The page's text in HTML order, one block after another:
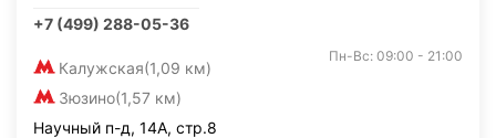
+7 (499) 288-05-36
Калужская(1,09 км)
Зюзино(1,57 км)
Пн-Вс: 09:00 - 21:00
Научный п-д, 14А, стр.8